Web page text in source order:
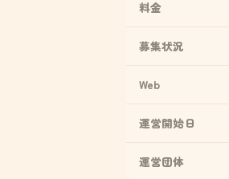
料金
募集状況
Web
運営開始日
運営団体